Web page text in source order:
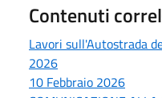
Contenuti
Lavori sull'Autostrada
2026
10 Febbraio 2026